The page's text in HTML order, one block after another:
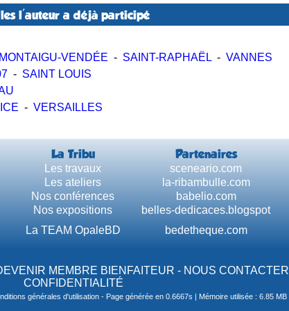
l'auteur a déjà participé
MONTAIGU-VENDÉE - SAINT-RAPHAËL - VANNES
- SAINT LOUIS
- VERSAILLES
La Tribu Partenaires
Les travaux sceneario.com
Les ateliers la-ribambulle.com
Nos conférences babelio.com
Nos expositions belles-dedicaces.blogspot
La TEAM OpaleBD bedetheque.com
MEMBRE BIENFAITEUR - NOUS CONTACTER
CONFIDENTIALITÉ
générales d'utilisation - Page générée en 0.6667s | Mémoire utilisée : 6.85 MB